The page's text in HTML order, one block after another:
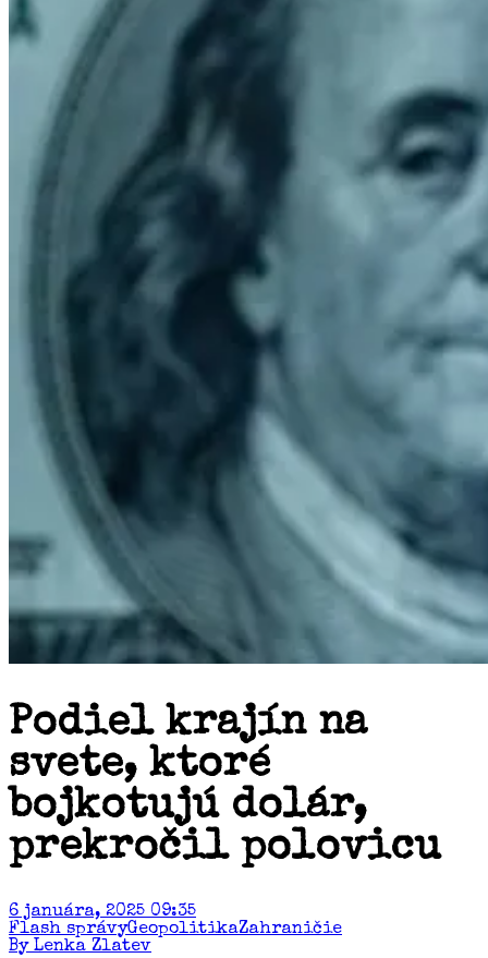
Podiel krajín na
svete, ktoré
bojkotujú dolár,
prekročil polovicu
6 januára, 2025 09:35
Flash správyGeopolitikaZahraničie
By Lenka Zlatev